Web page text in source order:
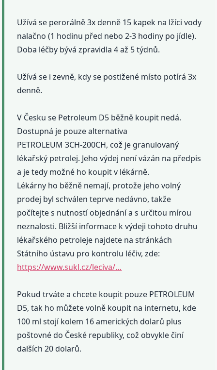
Užívá se perorálně 3x denně 15 kapek na lžíci vody
nalačno (1 hodinu před nebo 2-3 hodiny po jídle).
Doba léčby bývá zpravidla 4 až 5 týdnů.
Užívá se i zevně, kdy se postižené místo potírá 3x
denně.
V Česku se Petroleum D5 běžně koupit nedá.
Dostupná je pouze alternativa
PETROLEUM 3CH-200CH, což je granulovaný
lékařský petrolej. Jeho výdej není vázán na předpis
a je tedy možné ho koupit v lékárně.
Lékárny ho běžně nemají, protože jeho volný
prodej byl schválen teprve nedávno, takže
počítejte s nutností objednání a s určitou mírou
neznalosti. Bližší informace k výdeji tohoto druhu
lékařského petroleje najdete na stránkách
Státního ústavu pro kontrolu léčiv, zde:
https://www.sukl.cz/leciva/…
Pokud trváte a chcete koupit pouze PETROLEUM
D5, tak ho můžete volně koupit na internetu, kde
100 ml stojí kolem 16 amerických dolarů plus
poštovné do České republiky, což obvykle činí
dalších 20 dolarů.